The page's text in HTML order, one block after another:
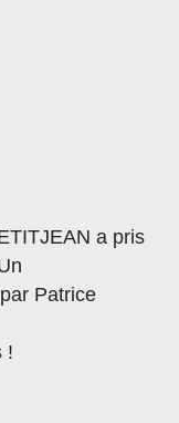
a pris
Patrice
!